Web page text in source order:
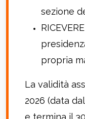
sezione
propria
La validità
2026 (data
e termina il